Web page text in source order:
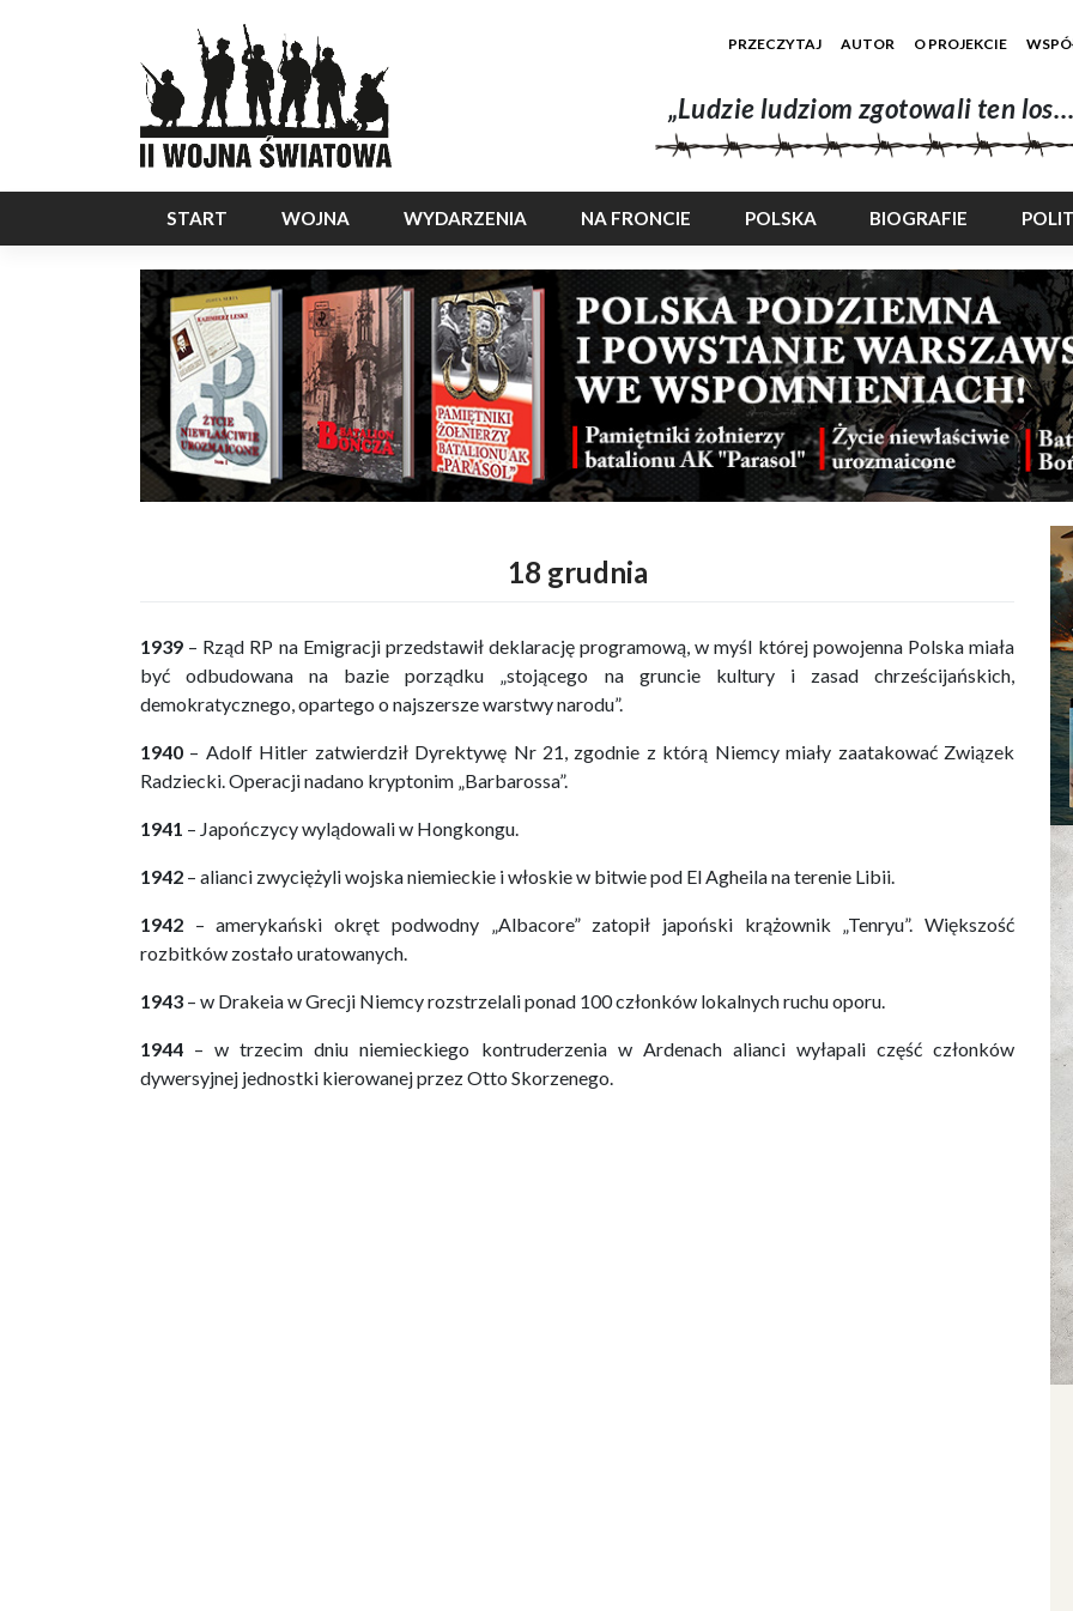
PRZECZYTAJ AUTOR O PROJEKCIE
„Ludzie ludziom zgotowali ten
START WOJNA WYDARZENIA NA FRONCIE POLSKA BIOGRAFIE
18 grudnia
1939 – Rząd RP na Emigracji przedstawił deklarację programową, w myśl której powojenna Polska miała
być odbudowana na bazie porządku „stojącego na gruncie kultury i zasad chrześcijańskich,
demokratycznego, opartego o najszersze warstwy narodu”.
1940 – Adolf Hitler zatwierdził Dyrektywę Nr 21, zgodnie z którą Niemcy miały zaatakować Związek
Radziecki. Operacji nadano kryptonim „Barbarossa”.
1941 – Japończycy wylądowali w Hongkongu.
1942 – alianci zwyciężyli wojska niemieckie i włoskie w bitwie pod El Agheila na terenie Libii.
1942 – amerykański okręt podwodny „Albacore” zatopił japoński krążownik „Tenryu”. Większość
rozbitków zostało uratowanych.
1943 – w Drakeia w Grecji Niemcy rozstrzelali ponad 100 członków lokalnych ruchu oporu.
1944 – w trzecim dniu niemieckiego kontruderzenia w Ardenach alianci wyłapali część członków
dywersyjnej jednostki kierowanej przez Otto Skorzenego.